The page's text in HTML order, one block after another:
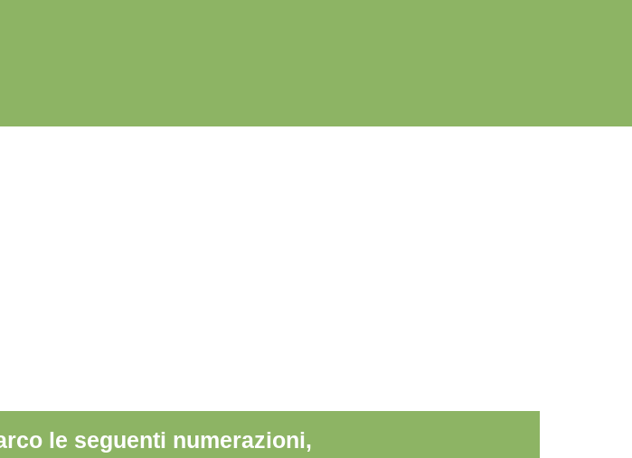
le seguenti numerazioni,